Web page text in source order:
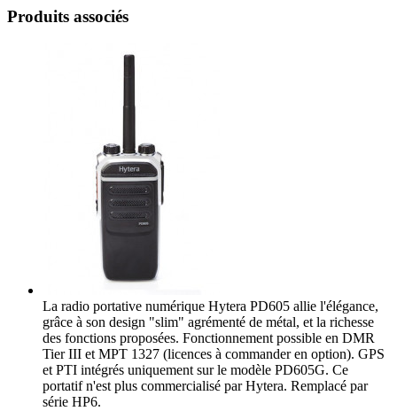
Produits associés
La radio portative numérique Hytera PD605 allie l'élégance,
grâce à son design "slim" agrémenté de métal, et la richesse
des fonctions proposées. Fonctionnement possible en DMR
Tier III et MPT 1327 (licences à commander en option). GPS
et PTI intégrés uniquement sur le modèle PD605G. Ce
portatif n'est plus commercialisé par Hytera. Remplacé par
série HP6.